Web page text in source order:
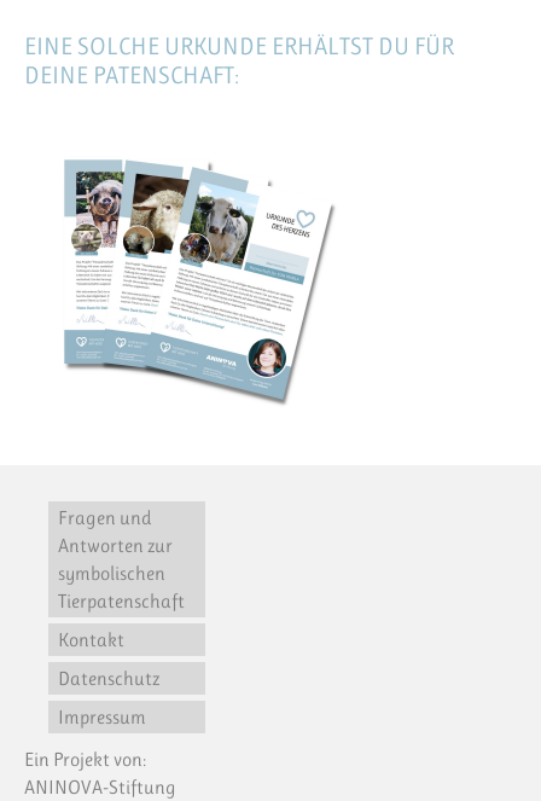
EINE SOLCHE URKUNDE ERHÄLTST DU FÜR
DEINE PATENSCHAFT:
Fragen und
Antworten zur
symbolischen
Tierpatenschaft
Kontakt
Datenschutz
Impressum
Ein Projekt von:
ANINOVA-Stiftung